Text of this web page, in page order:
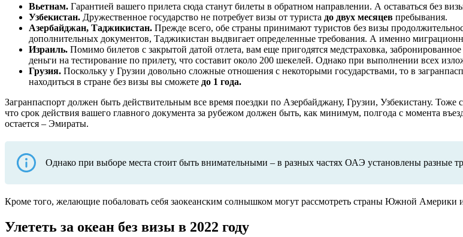
Вьетнам. Гарантией вашего прилета сюда станут билеты в обратном направлении. А оставаться без
Узбекистан. Дружественное государство не потребует визы от туриста до двух месяцев пребывания.
Азербайджан, Таджикистан. Прежде всего, обе страны принимают туристов без визы
дополнительных документов, Таджикистан выдвигает определенные требования. А именно
Израиль. Помимо билетов с закрытой датой отлета, вам еще пригодятся медстраховка,
деньги на тестирование по прилету, что составит около 200 шекелей. Однако при выполнении всех
Грузия. Поскольку у Грузии довольно сложные отношения с некоторыми государствами, то в
находиться в стране без визы вы сможете до 1 года.
Загранпаспорт должен быть действительным все время поездки по Азербайджану, Грузии, Узбекистану.
что срок действия вашего главного документа за рубежом должен быть, как минимум, полгода с момента
остается – Эмираты.
Однако при выборе места стоит быть внимательными – в разных частях ОАЭ установлены разные
Кроме того, желающие побаловать себя заокеанским солнышком могут рассмотреть страны Южной Америки
Улететь за океан без визы в 2022 году